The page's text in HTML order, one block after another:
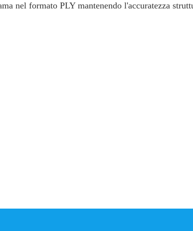
nel formato PLY mantenendo l'accuratezza